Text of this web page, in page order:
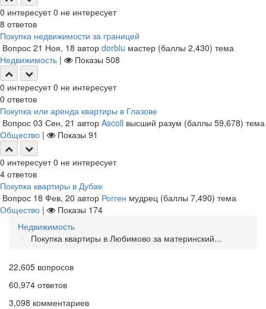
0 интересует 0 не интересует
8 ответов
Покупка недвижимости за границей
Вопрос 21 Ноя, 18 автор dorblu мастер (баллы 2,430) тема
Недвижимость | Показы 508
0 интересует 0 не интересует
0 ответов
Покупка или аренда квартиры в Глазове
Вопрос 03 Сен, 21 автор Ascoll высший разум (баллы 59,678) тема
Общество | Показы 91
0 интересует 0 не интересует
4 ответов
Покупка квартиры в Дубае
Вопрос 18 Фев, 20 автор Рогген мудрец (баллы 7,490) тема
Общество | Показы 174
Недвижимость
Покупка квартиры в Любимово за материнский...
22,605 вопросов
60,974 ответов
3,098 комментариев